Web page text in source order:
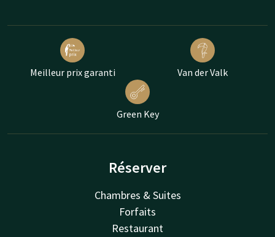
Meilleur prix garanti Van der Valk
Green Key
Réserver
Chambres & Suites
Forfaits
Restaurant